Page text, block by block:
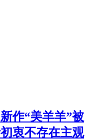
作“美羊羊”被
衷不存在主观